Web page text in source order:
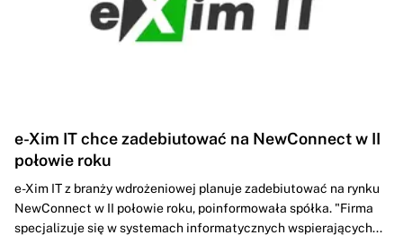
e-Xim IT chce zadebiutować na NewConnect w II
połowie roku
e-Xim IT z branży wdrożeniowej planuje zadebiutować na rynku
NewConnect w II połowie roku, poinformowała spółka. "Firma
specjalizuje się w systemach informatycznych wspierających...